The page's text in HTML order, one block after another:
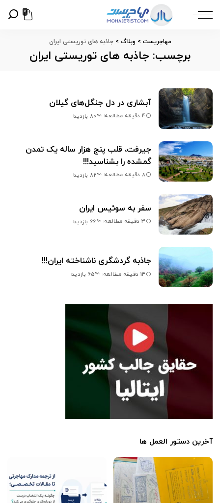
0
مهاجریست > وبلاگ >جاذبه های توریستی ایران
برچسب: جاذبه های توریستی ایران
آبشاری در دل جنگل‌های گیلان
4 دقیقه مطالعه 80 بازدید
جیرفت، قلب پنج هزار ساله یک تمدن
گمشده را بشناسید!!!
8 دقیقه مطالعه 82 بازدید
سفر به سوئیس ایران
3 دقیقه مطالعه 66 بازدید
جاذبه گردشگری ناشناخته ایران!!!
14 دقیقه مطالعه 65 بازدید
آخرین دستور العمل ها